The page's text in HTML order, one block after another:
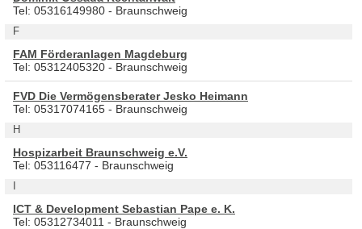
Tel: 05316149980 - Braunschweig
F
FAM Förderanlagen Magdeburg
Tel: 05312405320 - Braunschweig
FVD Die Vermögensberater Jesko Heimann
Tel: 05317074165 - Braunschweig
H
Hospizarbeit Braunschweig e.V.
Tel: 053116477 - Braunschweig
ICT & Development Sebastian Pape e. K.
Tel: 05312734011 - Braunschweig